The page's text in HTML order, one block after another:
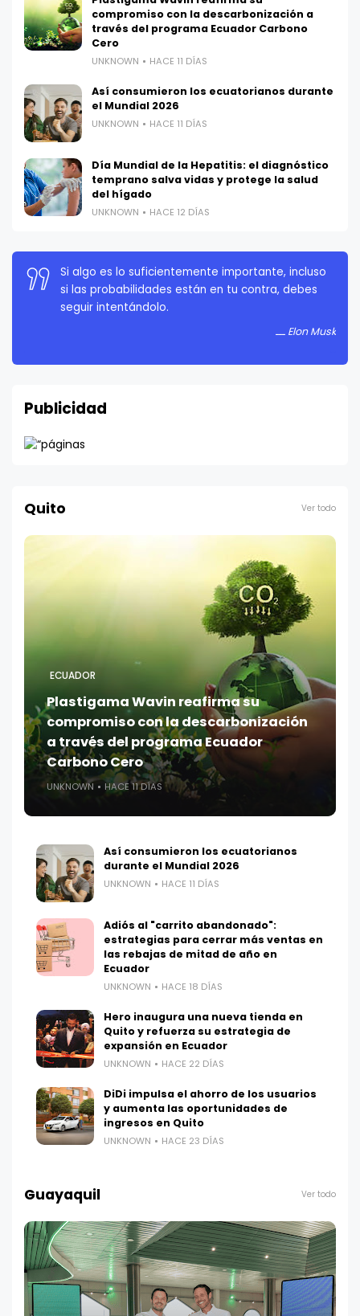
compromiso con la descarbonización a
través del programa Ecuador Carbono
Cero
UNKNOWN HACE 11 DÍAS
Así consumieron los ecuatorianos durante
el Mundial 2026
UNKNOWN HACE 11 DÍAS
Día Mundial de la Hepatitis: el diagnóstico
temprano salva vidas y protege la salud
del hígado
UNKNOWN HACE 12 DÍAS
Si algo es lo suficientemente importante, incluso
si las probabilidades están en tu contra, debes
seguir intentándolo.
Elon Musk
La persistencia es muy importante. No debes
rendirte a menos que estés obligado a rendirte.
Publicidad
Quito Ver todo
ECUADOR
Plastigama Wavin reafirma su
compromiso con la descarbonización
a través del programa Ecuador
Carbono Cero
UNKNOWN HACE 11 DÍAS
Así consumieron los ecuatorianos
durante el Mundial 2026
UNKNOWN HACE 11 DÍAS
Adiós al "carrito abandonado":
estrategias para cerrar más ventas en
las rebajas de mitad de año en
Ecuador
UNKNOWN HACE 18 DÍAS
Hero inaugura una nueva tienda en
Quito y refuerza su estrategia de
expansión en Ecuador
UNKNOWN HACE 22 DÍAS
DiDi impulsa el ahorro de los usuarios
y aumenta las oportunidades de
ingresos en Quito
UNKNOWN HACE 23 DÍAS
Guayaquil Ver todo